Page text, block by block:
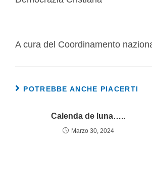
A cura del Coordinamento
POTREBBE ANCHE PIACERTI
Calenda de luna…..
Marzo 30, 2024